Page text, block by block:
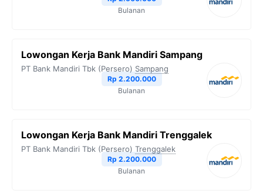
Bulanan
Lowongan Kerja Bank Mandiri Sampang
PT Bank Mandiri Tbk (Persero) Sampang
Rp 2.200.000
Bulanan
Lowongan Kerja Bank Mandiri Trenggalek
PT Bank Mandiri Tbk (Persero) Trenggalek
Rp 2.200.000
Bulanan